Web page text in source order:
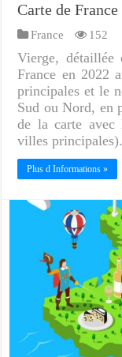
Carte de France
France 152
Vierge,
France en 2022
principales et le
Sud ou Nord, en
de la carte avec
villes principales).
Plus d Informations »